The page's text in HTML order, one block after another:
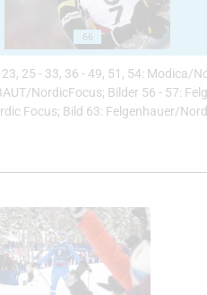
66
25 - 33, 36 - 49, 51, 54:
NordicFocus; Bilder 56 - 57:
Focus; Bild 63: Felgenhauer/